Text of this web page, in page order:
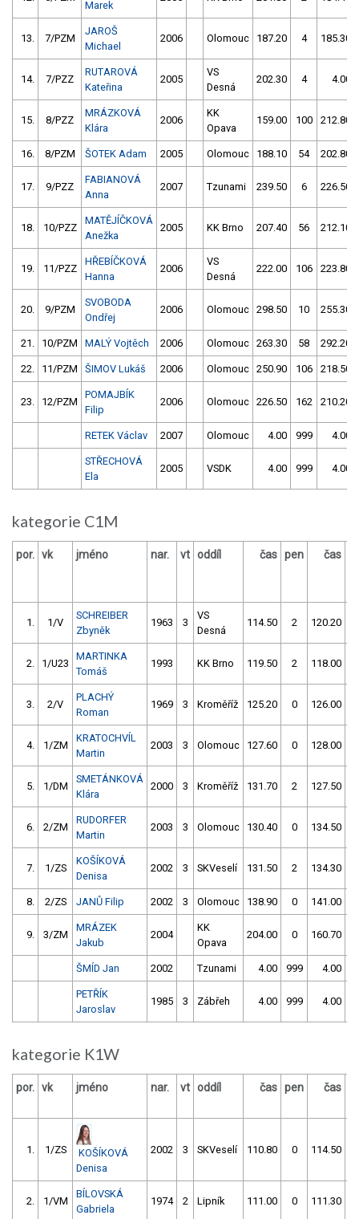
Marek
13. 7/PZM
JAROŠ
Michael
2006 Olomouc 187.20 4 185.30
14. 7/PZZ
RUTAROVÁ
Kateřina
2005
VS
Desná
202.30 4 4.00
15. 8/PZZ
MRÁZKOVÁ
Klára
2006
KK
Opava
159.00 100 212.80
16. 8/PZM ŠOTEK Adam 2005 Olomouc 188.10 54 202.80
17. 9/PZZ
FABIANOVÁ
Anna
2007 Tzunami 239.50 6 226.50
18. 10/PZZ
MATĚJÍČKOVÁ
Anežka
2005 KK Brno 207.40 56 212.10
19. 11/PZZ
HŘEBÍČKOVÁ
Hanna
2006
VS
Desná
222.00 106 223.80
20. 9/PZM
SVOBODA
Ondřej
2006 Olomouc 298.50 10 255.30
21. 10/PZM MALÝ Vojtěch 2006 Olomouc 263.30 58 292.20
22. 11/PZM ŠIMOV Lukáš 2006 Olomouc 250.90 106 218.50
23. 12/PZM
POMAJBÍK
Filip
2006 Olomouc 226.50 162 210.20
RETEK Václav 2007 Olomouc 4.00 999 4.00
STŘECHOVÁ
Ela
2005 VSDK 4.00 999 4.00
kategorie C1M
por. vk jméno nar. vt oddíl čas pen čas
1. 1/V
SCHREIBER
Zbyněk
1963 3
VS
Desná
114.50 2 120.20
2. 1/U23
MARTINKA
Tomáš
1993 KK Brno 119.50 2 118.00
3. 2/V
PLACHÝ
Roman
1969 3 Kroměříž 125.20 0 126.00
4. 1/ZM
KRATOCHVÍL
Martin
2003 3 Olomouc 127.60 0 128.00
5. 1/DM
SMETÁNKOVÁ
Klára
2000 3 Kroměříž 131.70 2 127.50
6. 2/ZM
RUDORFER
Martin
2003 3 Olomouc 130.40 0 134.50
7. 1/ZS
KOŠÍKOVÁ
Denisa
2002 3 SKVeselí 131.50 2 134.30
8. 2/ZS JANŮ Filip 2002 3 Olomouc 138.90 0 141.00
9. 3/ZM
MRÁZEK
Jakub
2004
KK
Opava
204.00 0 160.70
ŠMÍD Jan 2002 Tzunami 4.00 999 4.00
PETŘÍK
Jaroslav
1985 3 Zábřeh 4.00 999 4.00
kategorie K1W
por. vk jméno nar. vt oddíl čas pen čas
1. 1/ZS
KOŠÍKOVÁ
Denisa
2002 3 SKVeselí 110.80 0 114.50
2. 1/VM
BÍLOVSKÁ
Gabriela
1974 2 Lipník 111.00 0 111.30